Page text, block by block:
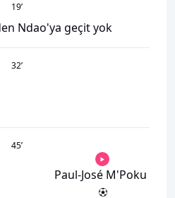
19’
Ndao'ya geçit yok
32’
45’
Paul-José M'Poku